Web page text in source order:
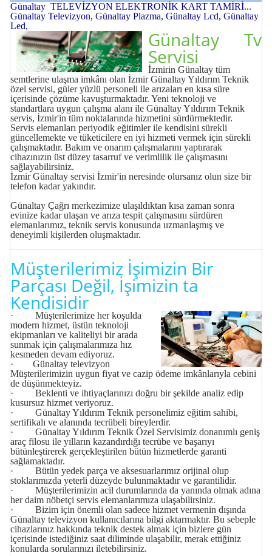
Günaltay TELEVİZYON ELEKTRONİK KART TAMİRİ...
Günaltay Televizyon, Günaltay Plazma, Günaltay Lcd, Günaltay
Led,
Günaltay Tv
Servisi
İzmirin Günaltay tüm
semtlerine ulaşma imkânı olan İzmir Günaltay Yıldırım Teknik
özel servisi, güler yüzlü personeli ile arızaları en kısa süre
içerisinde çözüme kavuşturmaktadır. Yeni teknoloji ve
standartlara uygun çalışma alanı ile Günaltay Yıldırım Teknik
servis, İzmir'in tüm noktalarında hizmetini sürdürmektedir.
Servis elemanları periyodik eğitimler ile kendisini sürekli
güncellemekte ve tüketicilere en iyi hizmeti vermek için sürekli
çalışmaktadır. Bakım ve onarım çalışmalarını yaptırarak
cihazınızın üst düzey tasarruf ve verimlilik ile çalışmasını
sağlayabilirsiniz.
İzmir Günaltay servisi İzmir'in neresinde olursanız olun size bir
telefon kadar yakındır.
Günaltay Çağrı merkezimize ulaşıldıktan kısa zaman sonra
evinize kadar ulaşan ve arıza tespit çalışmasını sürdüren
elemanlarımız, teknik servis konusunda uzmanlaşmış ve
deneyimli kişilerden oluşmaktadır.
Müşterilerimiz İşimizin Bir
Parçası Değil, İşimizin ta
Kendisidir
· Müşterilerimize her koşulda
modern hizmet, üstün teknoloji
ekipmanları ve kaliteliyi bir arada
sunmak için çalışmalarımıza hız
kesmeden devam ediyoruz.
· Günaltay televizyon
Müşterilerimizin uygun fiyat ve cazip ödeme imkânlarıyla cebini
de düşünmekteyiz.
· Beklenti ve ihtiyaçlarınızı doğru bir şekilde analiz edip
kusursuz hizmet veriyoruz.
· Günaltay Yıldırım Teknik personelimiz eğitim sahibi,
sertifikalı ve alanında tecrübeli bireylerdir.
· Günaltay Yıldırım Teknik Özel Servisimiz donanımlı geniş
araç filosu ile yılların kazandırdığı tecrübe ve başarıyı
bütünleştirerek gerçekleştirilen bütün hizmetlerde garanti
sağlamaktadır.
· Bütün yedek parça ve aksesuarlarımız orijinal olup
stoklarımızda yeterli düzeyde bulunmaktadır ve garantilidir.
· Müşterilerimizin acil durumlarında da yanında olmak adına
her daim nöbetçi servis elemanlarımıza ulaşabilirsiniz.
· Bizim için önemli olan sadece hizmet vermenin dışında
Günaltay televizyon kullanıcılarına bilgi aktarmaktır. Bu sebeple
cihazlarınız hakkında teknik destek almak için bizlere gün
içerisinde istediğiniz saat diliminde ulaşabilir, merak ettiğiniz
konularda sorularınızı iletebilirsiniz.